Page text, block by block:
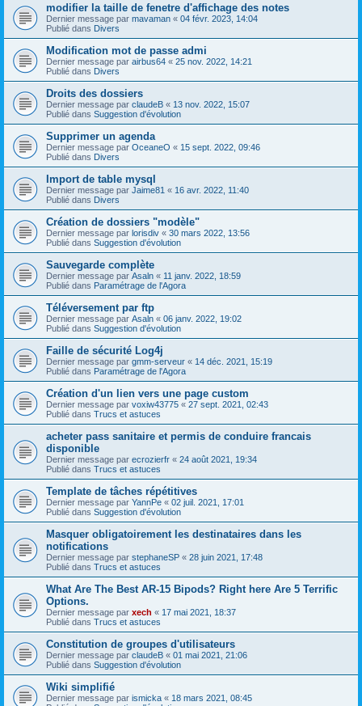
modifier la taille de fenetre d'affichage des notes
Dernier message par mavaman « 04 févr. 2023, 14:04
Publié dans Divers
Modification mot de passe admi
Dernier message par airbus64 « 25 nov. 2022, 14:21
Publié dans Divers
Droits des dossiers
Dernier message par claudeB « 13 nov. 2022, 15:07
Publié dans Suggestion d'évolution
Supprimer un agenda
Dernier message par OceaneO « 15 sept. 2022, 09:46
Publié dans Divers
Import de table mysql
Dernier message par Jaime81 « 16 avr. 2022, 11:40
Publié dans Divers
Création de dossiers "modèle"
Dernier message par lorisdiv « 30 mars 2022, 13:56
Publié dans Suggestion d'évolution
Sauvegarde complète
Dernier message par Asaln « 11 janv. 2022, 18:59
Publié dans Paramétrage de l'Agora
Téléversement par ftp
Dernier message par Asaln « 06 janv. 2022, 19:02
Publié dans Suggestion d'évolution
Faille de sécurité Log4j
Dernier message par gmm-serveur « 14 déc. 2021, 15:19
Publié dans Paramétrage de l'Agora
Création d'un lien vers une page custom
Dernier message par voxiw43775 « 27 sept. 2021, 02:43
Publié dans Trucs et astuces
acheter pass sanitaire et permis de conduire francais
disponible
Dernier message par ecrozierfr « 24 août 2021, 19:34
Publié dans Trucs et astuces
Template de tâches répétitives
Dernier message par YannPe « 02 juil. 2021, 17:01
Publié dans Suggestion d'évolution
Masquer obligatoirement les destinataires dans les
notifications
Dernier message par stephaneSP « 28 juin 2021, 17:48
Publié dans Trucs et astuces
What Are The Best AR-15 Bipods? Right here Are 5 Terrific
Options.
Dernier message par xech « 17 mai 2021, 18:37
Publié dans Trucs et astuces
Constitution de groupes d'utilisateurs
Dernier message par claudeB « 01 mai 2021, 21:06
Publié dans Suggestion d'évolution
Wiki simplifié
Dernier message par ismicka « 18 mars 2021, 08:45